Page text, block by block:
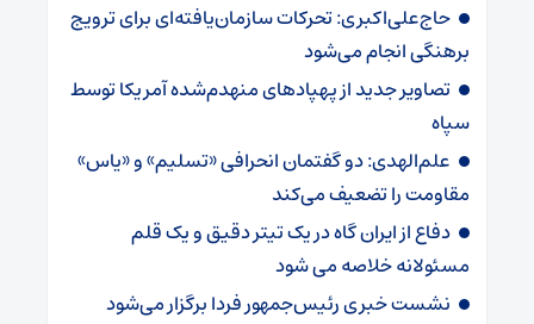
حاج‌علی‌اکبری: تحرکات سازمان‌یافته‌ای برای ترویج
برهنگی انجام می‌شود
تصاویر جدید از پهپادهای منهدم‌شده آمریکا توسط
سپاه
علم‌الهدی: دو گفتمان انحرافی «تسلیم» و «یاس»
مقاومت را تضعیف می‌کند
دفاع از ایران گاه در یک تیتر دقیق و یک قلم
مسئولانه خلاصه می شود
نشست خبری رئیس‌جمهور فردا برگزار می‌شود